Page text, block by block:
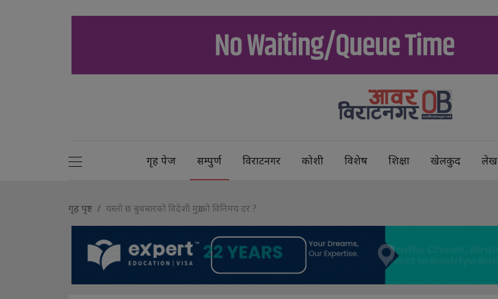
गृह पेज सम्पुर्ण विराटनगर कोशी विशेष शिक्षा खेलकुद लेख
गृह पृष्ट यस्तो छ बुधबारको विदेशी मुद्राको विनिमय दर ?